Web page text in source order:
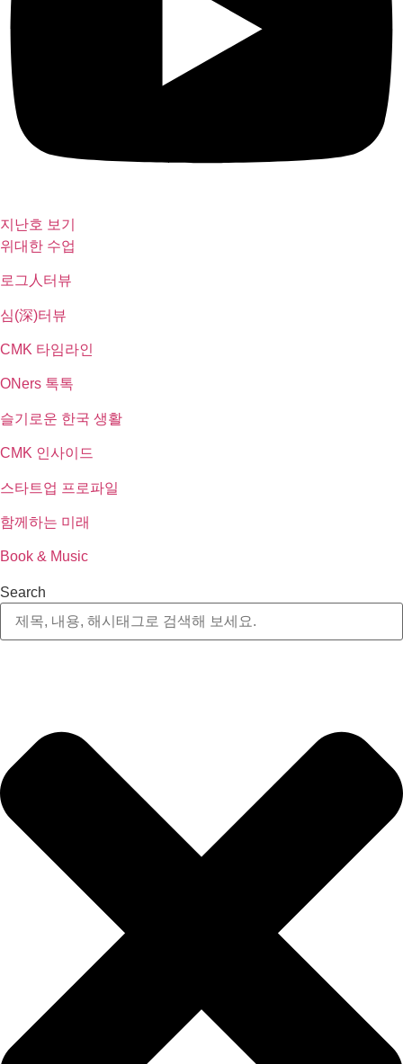
지난호 보기
위대한 수업
로그人터뷰
심(深)터뷰
CMK 타임라인
ONers 톡톡
슬기로운 한국 생활
CMK 인사이드
스타트업 프로파일
함께하는 미래
Book & Music
Search